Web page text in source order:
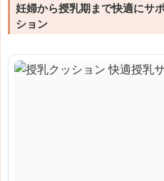
妊婦から授乳期まで快適にサ
ション